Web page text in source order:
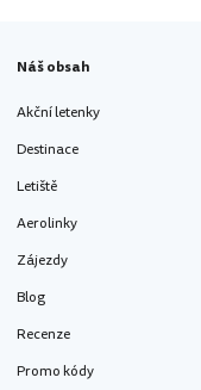
Náš obsah
Akční letenky
Destinace
Letiště
Aerolinky
Zájezdy
Blog
Recenze
Promo kódy